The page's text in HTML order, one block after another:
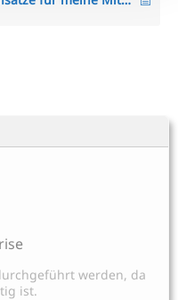
werden, da
ist.